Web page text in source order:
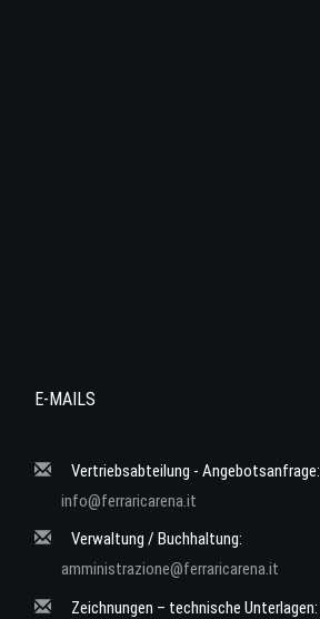
E-MAILS
Vertriebsabteilung - Angebotsanfrage:
info@ferraricarena.it
Verwaltung / Buchhaltung:
amministrazione@ferraricarena.it
Zeichnungen – technische Unterlagen: